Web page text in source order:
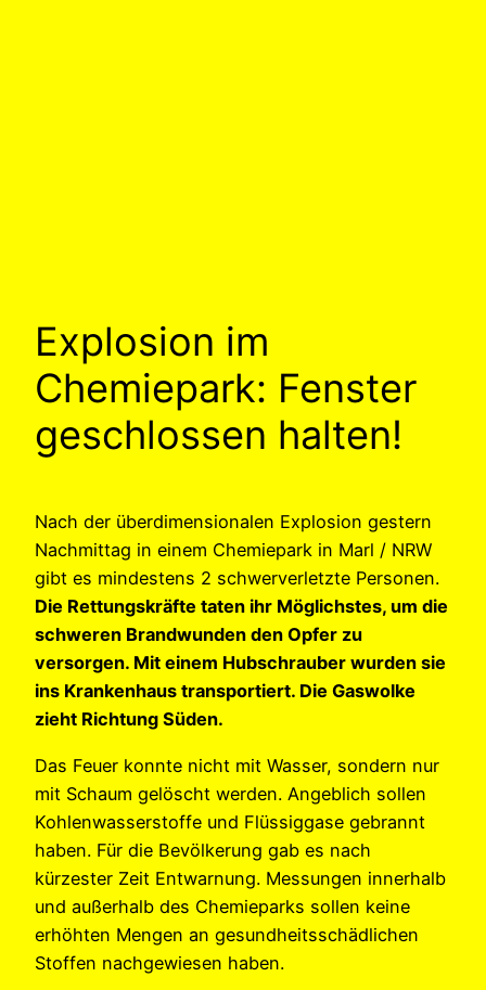
Explosion im
Chemiepark: Fenster
geschlossen halten!
Nach der überdimensionalen Explosion gestern
Nachmittag in einem Chemiepark in Marl / NRW
gibt es mindestens 2 schwerverletzte Personen.
Die Rettungskräfte taten ihr Möglichstes, um die
schweren Brandwunden den Opfer zu
versorgen. Mit einem Hubschrauber wurden sie
ins Krankenhaus transportiert. Die Gaswolke
zieht Richtung Süden.
Das Feuer konnte nicht mit Wasser, sondern nur
mit Schaum gelöscht werden. Angeblich sollen
Kohlenwasserstoffe und Flüssiggase gebrannt
haben. Für die Bevölkerung gab es nach
kürzester Zeit Entwarnung. Messungen innerhalb
und außerhalb des Chemieparks sollen keine
erhöhten Mengen an gesundheitsschädlichen
Stoffen nachgewiesen haben.